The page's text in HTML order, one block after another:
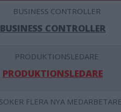
BUSINESS CONTROLLER
PRODUKTIONSLEDARE